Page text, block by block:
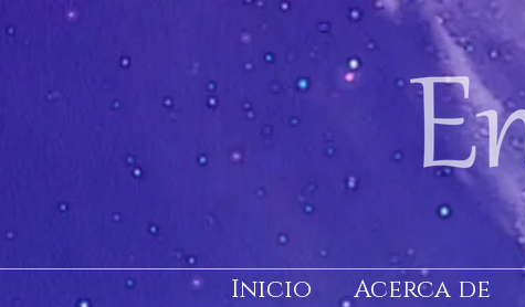
Inicio Acerca de